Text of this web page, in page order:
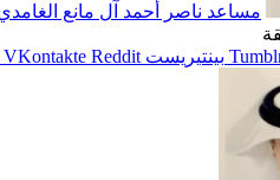
مساعد ناصر أحمد آل مانع
بينتيريست